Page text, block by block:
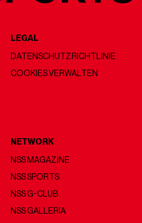
LEGAL
DATENSCHUTZRICHTLINIE
COOKIES VERWALTEN
NETWORK
NSS MAGAZINE
NSS SPORTS
NSS G-CLUB
NSS GALLERIA